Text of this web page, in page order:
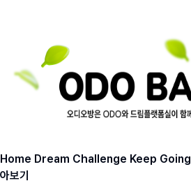
Home Dream Challenge Keep Going
아보기